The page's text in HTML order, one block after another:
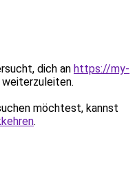
dich an https://my-
weiterzuleiten.
möchtest, kannst
.